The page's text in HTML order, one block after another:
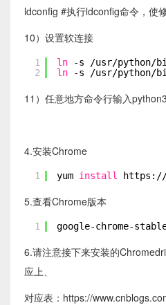
ldconfig #执行ldconfig命令，使
10）设置软连接
1
2
ln -s /usr/python/
ln
-s /usr/python/
11）任意地方命令行输入python3
4.安装Chrome
1 yum install https:
5.查看Chrome版本
1 google-chrome-
6.请注意接下来安装的
应上、
对应表：https://